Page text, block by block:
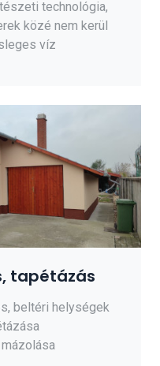
technológia,
közé nem kerül
víz
tapétázás
beltéri helységek